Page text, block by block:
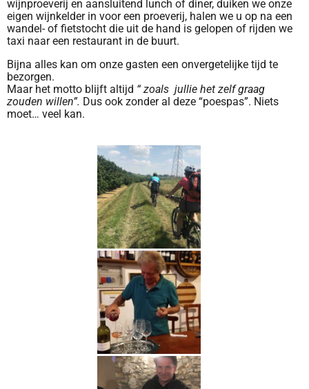
wijnproeverij en aansluitend lunch of diner, duiken we onze
eigen wijnkelder in voor een proeverij, halen we u op na een
wandel- of fietstocht die uit de hand is gelopen of rijden we
taxi naar een restaurant in de buurt.
Bijna alles kan om onze gasten een onvergetelijke tijd te
bezorgen.
Maar het motto blijft altijd “ zoals jullie het zelf graag
zouden willen”. Dus ook zonder al deze “poespas”. Niets
moet… veel kan.